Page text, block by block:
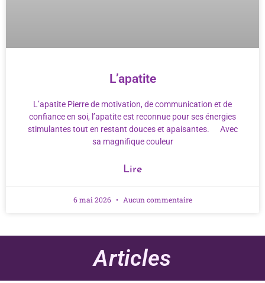
L’apatite
L’apatite Pierre de motivation, de communication et de
confiance en soi, l’apatite est reconnue pour ses énergies
stimulantes tout en restant douces et apaisantes. Avec
sa magnifique couleur
Lire
6 mai 2026 Aucun commentaire
Articles